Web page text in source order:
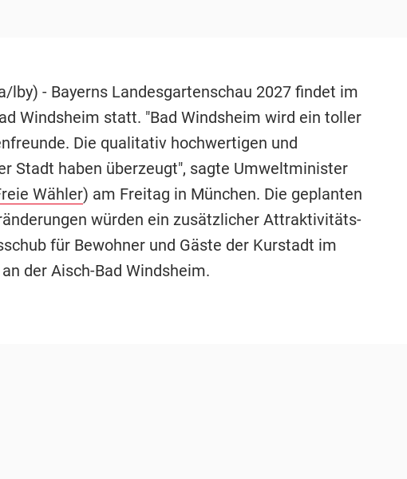
lby) - Bayerns Landesgartenschau 2027 findet im
Windsheim statt. "Bad Windsheim wird ein toller
Die qualitativ hochwertigen und
Stadt haben überzeugt", sagte Umweltminister
Wähler) am Freitag in München. Die geplanten
würden ein zusätzlicher Attraktivitäts-
für Bewohner und Gäste der Kurstadt im
der Aisch-Bad Windsheim.